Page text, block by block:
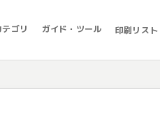
テゴリ ガイド・ツール 印刷リスト